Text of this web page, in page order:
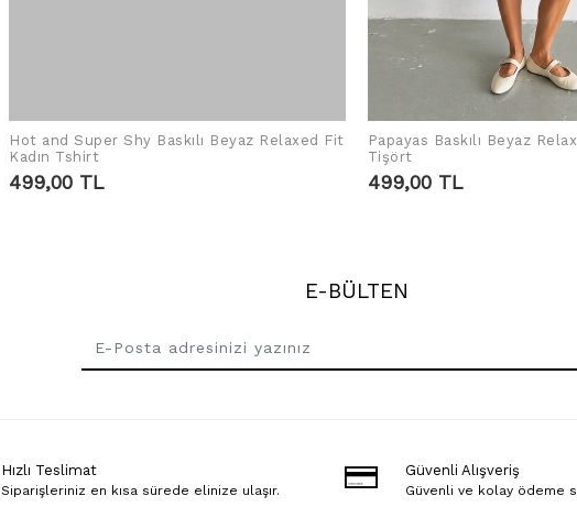
SEPETE EKLE
Hot and Super Shy Baskılı Beyaz Relaxed Fit
Kadın Tshirt
499,00 TL
SEPETE
Papayas Baskılı Beyaz
Tişört
499,00 TL
E-BÜLTEN
Hızlı Teslimat
Siparişleriniz en kısa sürede elinize ulaşır.
Güvenli Alışveriş
Güvenli ve kolay ödeme